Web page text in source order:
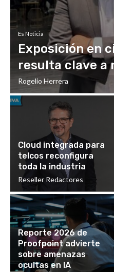
Es Noticia
Exposición en
resulta clave a
Rogelio Herrera
Cloud integrada para
telcos reconfigura
toda la industria
Reseller Redactores
Reporte 2026 de
Proofpoint advierte
sobre amenazas
ocultas en IA